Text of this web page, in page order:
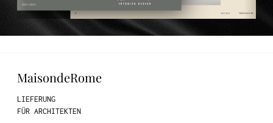
MaisondeRome
LIEFERUNG
FÜR ARCHITEKTEN